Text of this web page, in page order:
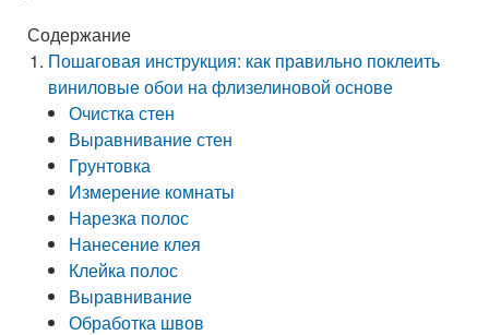
Содержание
Пошаговая инструкция: как правильно поклеить
виниловые обои на флизелиновой основе
Очистка стен
Выравнивание стен
Грунтовка
Измерение комнаты
Нарезка полос
Нанесение клея
Клейка полос
Выравнивание
Обработка швов